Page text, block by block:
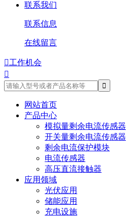
联系我们
联系信息
在线留言
工作机会

网站首页
产品中心
模拟量剩余电流传感器
开关量剩余电流传感器
剩余电流保护模块
电流传感器
高压直流接触器
应用领域
光伏应用
储能应用
充电设施